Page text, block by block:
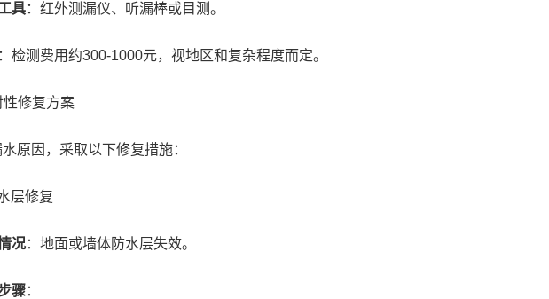
具：红外测漏仪、听漏棒或目测。
：检测费用约300-1000元，视地区和复杂程度而定。
性修复方案
原因，采取以下修复措施：
层修复
况：地面或墙体防水层失效。
骤：